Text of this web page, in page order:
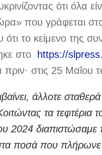
ότι όλα
που γράφεται
ότι το κείμενο της
στο
https://
πριν· στις 25 Μαΐου
άλλοτε σταθερά
τα τεφτέρια
2024 διαπιστώσαμε
ποσά που πλήρωνε